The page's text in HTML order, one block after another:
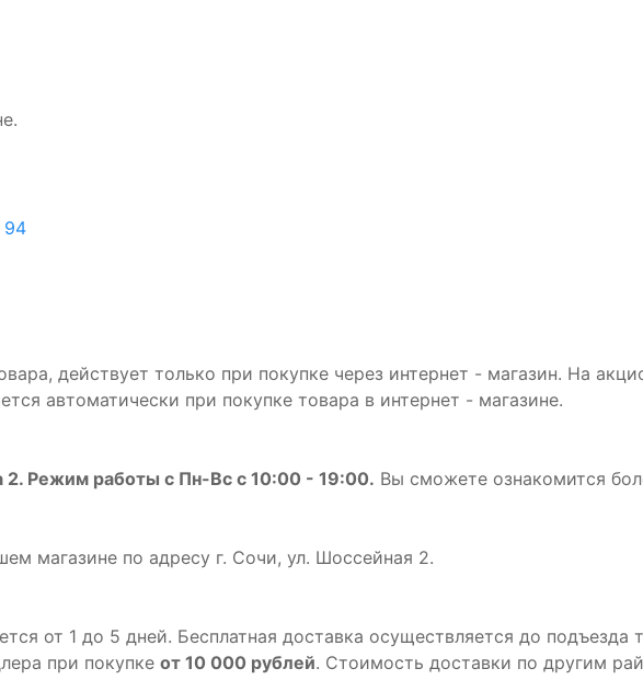
94
действует только при покупке через интернет - магазин. На
автоматически при покупке товара в интернет - магазине.
2. Режим работы с Пн-Вс с 10:00 - 19:00. Вы сможете ознакомится
магазине по адресу г. Сочи, ул. Шоссейная 2.
от 1 до 5 дней. Бесплатная доставка осуществляется до подъезда
при покупке от 10 000 рублей. Стоимость доставки по другим